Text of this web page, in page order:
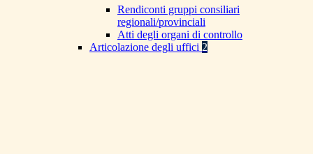
Rendiconti gruppi consiliari
regionali/provinciali
Atti degli organi di controllo
Articolazione degli uffici 2